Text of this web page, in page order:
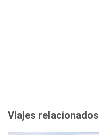
Viajes relacionados